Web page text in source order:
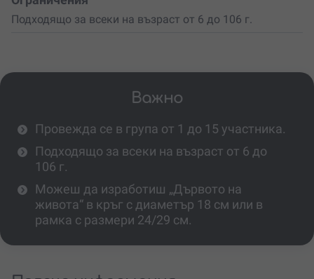
Подходящо за всеки на възраст от 6 до 106 г.
Важно
Провежда се в група от 1 до 15 участника.
Подходящо за всеки на възраст от 6 до
106 г.
Можеш да изработиш „Дървото на
живота“ в кръг с диаметър 18 см или в
рамка с размери 24/29 см.